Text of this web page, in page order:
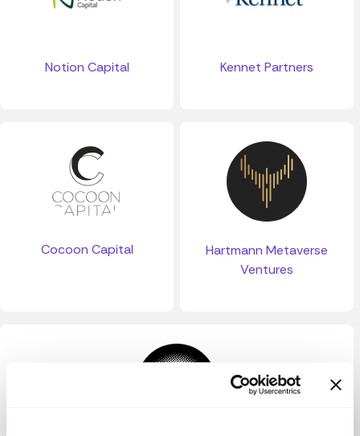
Notion Capital Kennet Partners
Cocoon Capital
Hartmann Metaverse
Ventures